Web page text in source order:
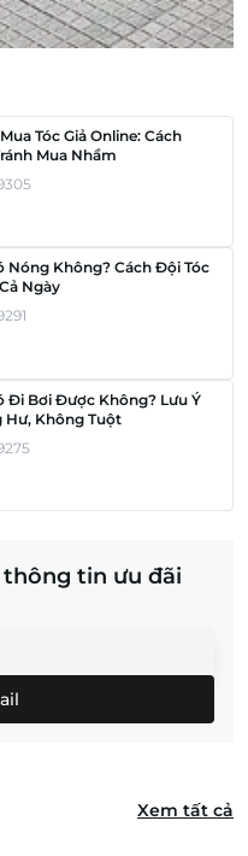
Tóc Giả Online: Cách
Mua Nhầm
Nóng Không? Cách Đội Tóc
Ngày
Đi Bơi Được Không? Lưu Ý
Hư, Không Tuột
tin ưu đãi
Xem tất cả